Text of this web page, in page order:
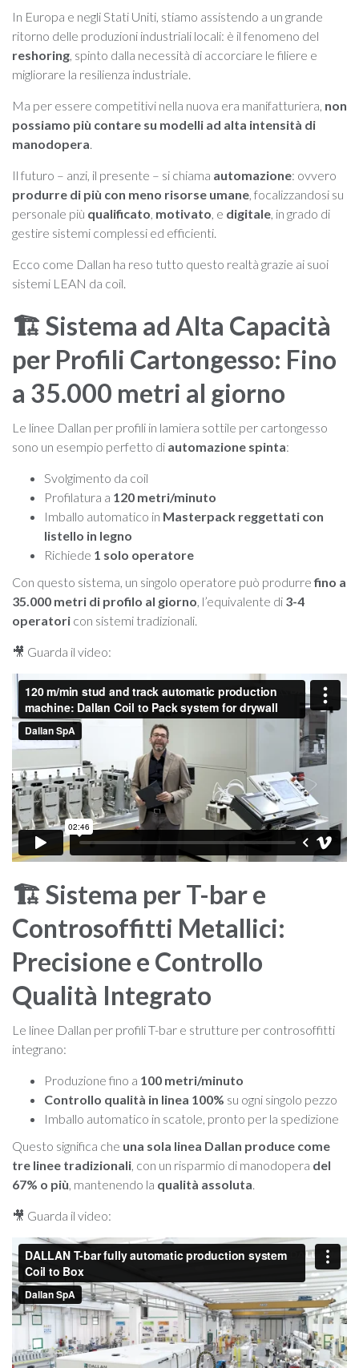
In Europa e negli Stati Uniti, stiamo assistendo a un grande
ritorno delle produzioni industriali locali: è il fenomeno del
reshoring, spinto dalla necessità di accorciare le filiere e
migliorare la resilienza industriale.
Ma per essere competitivi nella nuova era manifatturiera, non
possiamo più contare su modelli ad alta intensità di
manodopera.
Il futuro – anzi, il presente – si chiama automazione: ovvero
produrre di più con meno risorse umane, focalizzandosi su
personale più qualificato, motivato, e digitale, in grado di
gestire sistemi complessi ed efficienti.
Ecco come Dallan ha reso tutto questo realtà grazie ai suoi
sistemi LEAN da coil.
🏗️ Sistema ad Alta Capacità
per Profili Cartongesso: Fino
a 35.000 metri al giorno
Le linee Dallan per profili in lamiera sottile per cartongesso
sono un esempio perfetto di automazione spinta:
Svolgimento da coil
Profilatura a 120 metri/minuto
Imballo automatico in Masterpack reggettati con
listello in legno
Richiede 1 solo operatore
Con questo sistema, un singolo operatore può produrrefino a
35.000 metri di profilo al giorno, l’equivalente di 3-4
operatori con sistemi tradizionali.
🎥 Guarda il video:
🏗️ Sistema per T-bar e
Controsoffitti Metallici:
Precisione e Controllo
Qualità Integrato
Le linee Dallan per profili T-bar e strutture per controsoffitti
integrano:
Produzione fino a 100 metri/minuto
Controllo qualità in linea 100% su ogni singolo pezzo
Imballo automatico in scatole, pronto per la spedizione
Questo significa che una sola linea Dallan produce come
tre linee tradizionali, con un risparmio di manodopera del
67% o più, mantenendo la qualità assoluta.
🎥 Guarda il video: